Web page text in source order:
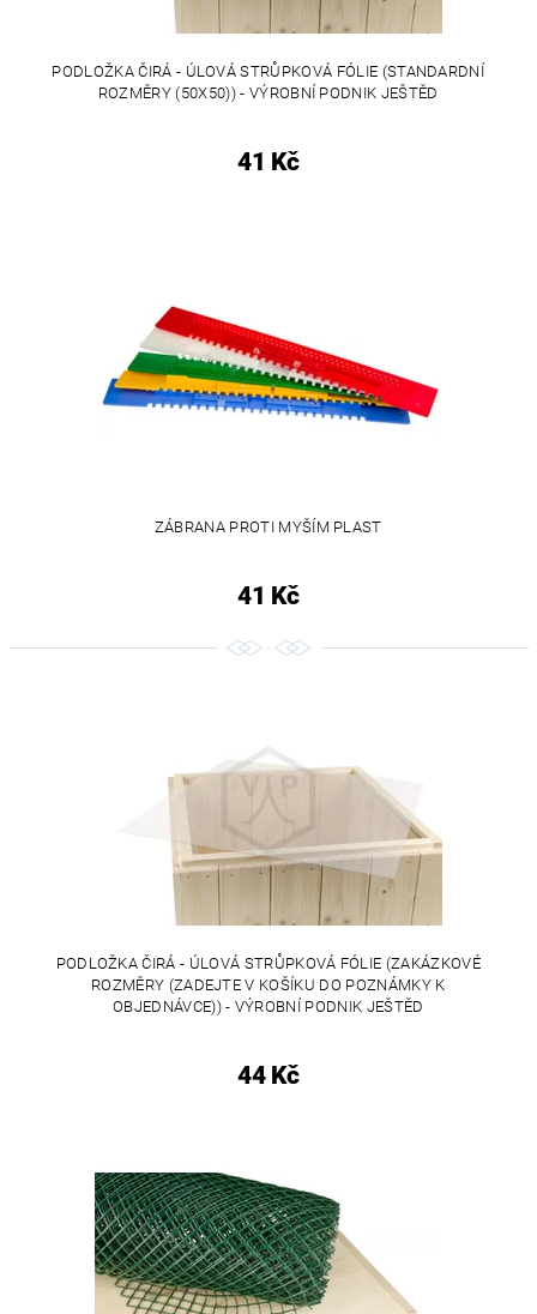
PODLOŽKA ČIRÁ - ÚLOVÁ STRŮPKOVÁ FÓLIE (STANDARDNÍ
ROZMĚRY (50X50)) - VÝROBNÍ PODNIK JEŠTĚD
41 Kč
ZÁBRANA PROTI MYŠÍM PLAST
41 Kč
PODLOŽKA ČIRÁ - ÚLOVÁ STRŮPKOVÁ FÓLIE (ZAKÁZKOVÉ
ROZMĚRY (ZADEJTE V KOŠÍKU DO POZNÁMKY K
OBJEDNÁVCE)) - VÝROBNÍ PODNIK JEŠTĚD
44 Kč